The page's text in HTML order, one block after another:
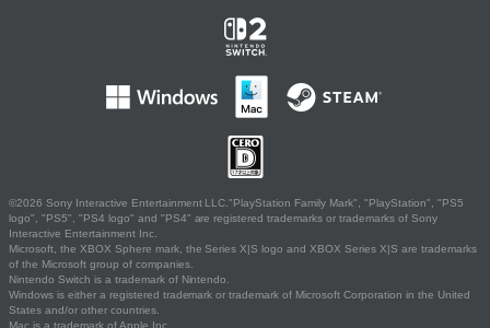
©2026 Sony Interactive Entertainment LLC."PlayStation Family Mark", "PlayStation", "PS5
logo", "PS5", "PS4 logo" and "PS4" are registered trademarks or trademarks of Sony
Interactive Entertainment Inc.
Microsoft, the XBOX Sphere mark, the Series X|S logo and XBOX Series X|S are trademarks
of the Microsoft group of companies.
Nintendo Switch is a trademark of Nintendo.
Windows is either a registered trademark or trademark of Microsoft Corporation in the United
States and/or other countries.
Mac is a trademark of Apple Inc.